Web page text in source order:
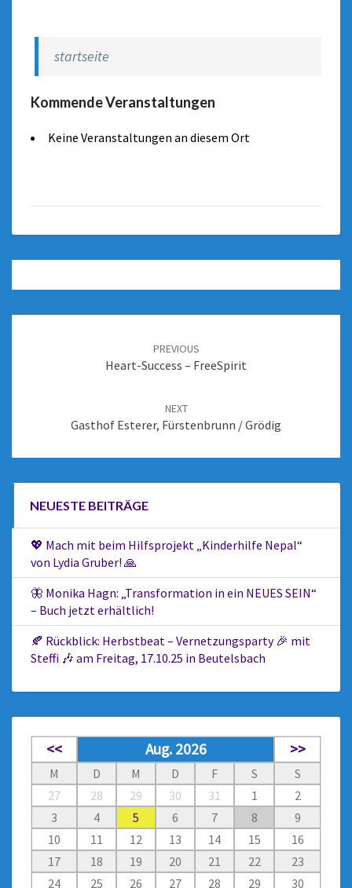
startseite
Kommende Veranstaltungen
Keine Veranstaltungen an diesem Ort
PREVIOUS
Heart-Success – FreeSpirit
NEXT
Gasthof Esterer, Fürstenbrunn / Grödig
NEUESTE BEITRÄGE
💖 Mach mit beim Hilfsprojekt „Kinderhilfe Nepal“
von Lydia Gruber! 🙏
🦋 Monika Hagn: „Transformation in ein NEUES SEIN“
– Buch jetzt erhältlich!
🍂 Rückblick: Herbstbeat – Vernetzungsparty 🎉 mit
Steffi 🎶 am Freitag, 17.10.25 in Beutelsbach
<< Aug. 2026 >>
M D M D F S
S
27
28 29 30 31 1
2
3
4 5 6 7 8
9
10
11 12 13 14 15
16
17
18 19 20 21 22
23
24
25 26 27 28 29 30